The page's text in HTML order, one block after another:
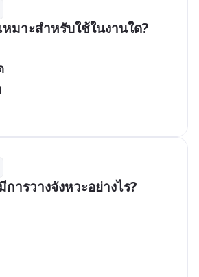
มาะสำหรับใช้ในงานใด?
ารวางจังหวะอย่างไร?